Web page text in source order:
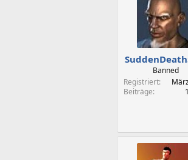
Banned
Registriert
Beiträge